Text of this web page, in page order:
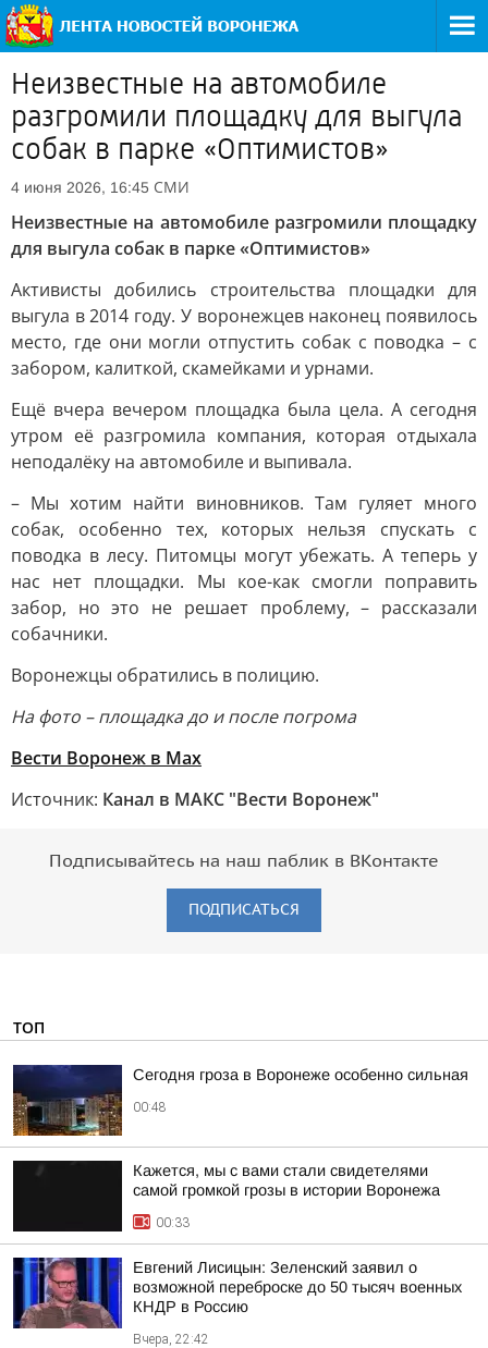
Неизвестные на автомобиле
разгромили площадку для выгула
собак в парке «Оптимистов»
4 июня 2026, 16:45 СМИ
Неизвестные на автомобиле разгромили площадку
для выгула собак в парке «Оптимистов»
Активисты добились строительства площадки для
выгула в 2014 году. У воронежцев наконец появилось
место, где они могли отпустить собак с поводка – с
забором, калиткой, скамейками и урнами.
Ещё вчера вечером площадка была цела. А сегодня
утром её разгромила компания, которая отдыхала
неподалёку на автомобиле и выпивала.
– Мы хотим найти виновников. Там гуляет много
собак, особенно тех, которых нельзя спускать с
поводка в лесу. Питомцы могут убежать. А теперь у
нас нет площадки. Мы кое-как смогли поправить
забор, но это не решает проблему, – рассказали
собачники.
Воронежцы обратились в полицию.
На фото – площадка до и после погрома
Вести Воронеж в Max
Источник: Канал в МАКС "Вести Воронеж"
Подписывайтесь на наш паблик в ВКонтакте
ПОДПИСАТЬСЯ
ТОП
Сегодня гроза в Воронеже особенно сильная
00:48
Кажется, мы с вами стали свидетелями
самой громкой грозы в истории Воронежа
00:33
Евгений Лисицын: Зеленский заявил о
возможной переброске до 50 тысяч военных
КНДР в Россию
Вчера, 22:42